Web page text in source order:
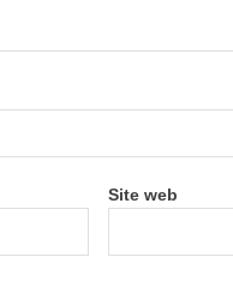
Site web